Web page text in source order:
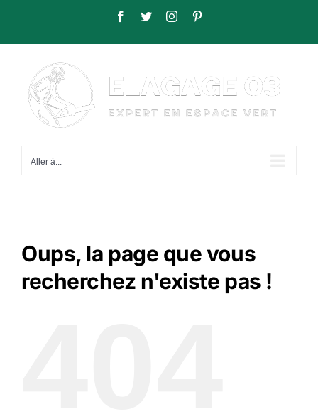
Facebook
TwitterInstagram
Aller à...
Oups, la page que vous
recherchez n'existe pas !